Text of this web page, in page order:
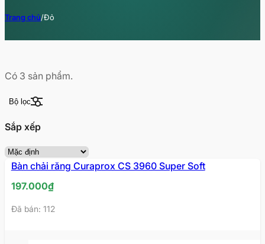
Trang chủ/Đỏ
Có 3 sản phẩm.
Bộ lọc
Sắp xếp
Bàn chải răng Curaprox CS 3960 Super Soft
197.000₫
Đã bán: 112